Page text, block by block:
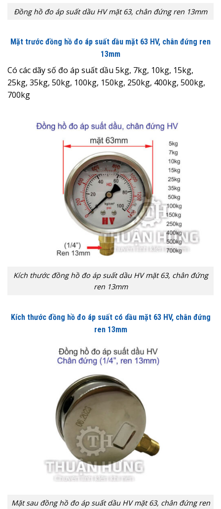
Đồng hồ đo áp suất dầu HV mặt 63, chân đứng ren 13mm
Mặt trước đồng hồ đo áp suất dầu mặt 63 HV, chân đứng ren
13mm
Có các dãy số đo áp suất dầu 5kg, 7kg, 10kg, 15kg,
25kg, 35kg, 50kg, 100kg, 150kg, 250kg, 400kg, 500kg,
700kg
Kích thước đồng hồ đo áp suất dầu HV mặt 63, chân đứng
ren 13mm
Kích thước đồng hồ đo áp suất có dầu mặt 63 HV, chân đứng
ren 13mm
Mặt sau đồng hồ đo áp suất dầu HV mặt 63, chân đứng ren